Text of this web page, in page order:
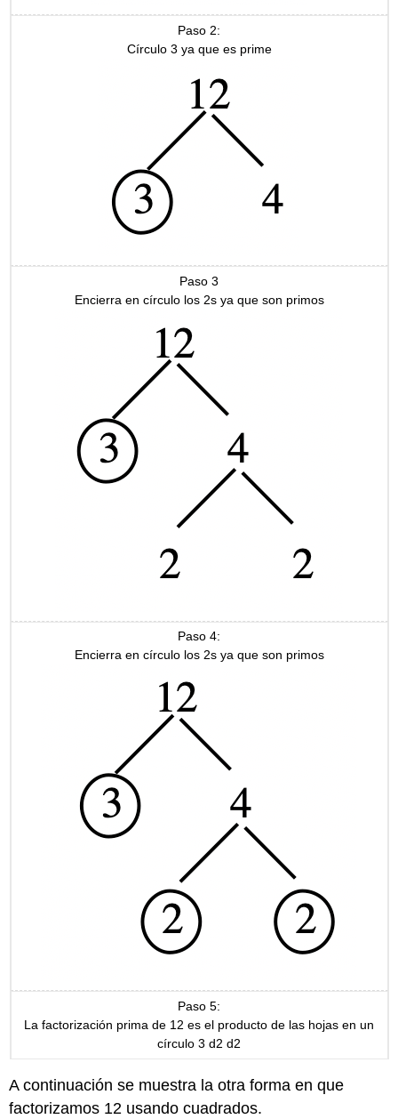
Paso 2:
Círculo 3 ya que es prime
Paso 3
Encierra en círculo los 2s ya que son primos
Paso 4:
Encierra en círculo los 2s ya que son primos
Paso 5:
La factorización prima de 12 es el producto de las hojas en un
círculo 3 d2 d2
A continuación se muestra la otra forma en que
factorizamos 12 usando cuadrados.